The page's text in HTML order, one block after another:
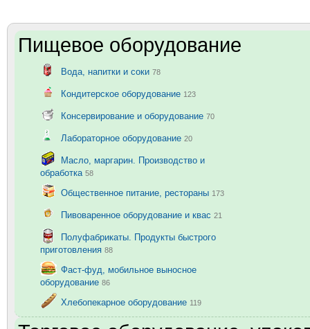
Пищевое оборудование
Вода, напитки и соки 78
Кондитерское оборудование 123
Консервирование и оборудование 70
Лабораторное оборудование 20
Масло, маргарин. Производство и
обработка 58
Общественное питание, рестораны 173
Пивоваренное оборудование и квас 21
Полуфабрикаты. Продукты быстрого
приготовления 88
Фаст-фуд, мобильное выносное
оборудование 86
Хлебопекарное оборудование 119